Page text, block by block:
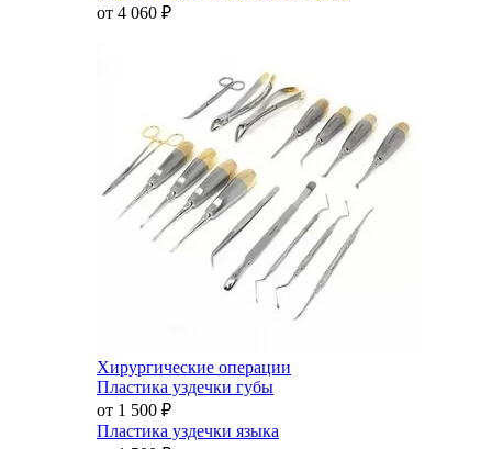
от 4 060 ₽
Хирургические операции
Пластика уздечки губы
от 1 500 ₽
Пластика уздечки языка